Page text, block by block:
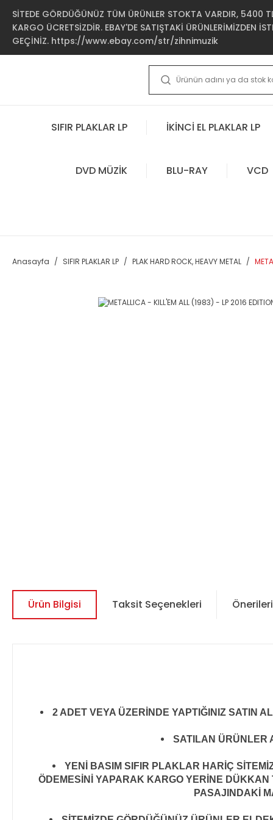
SİTEDE GÖRDÜĞÜNÜZ TÜM ÜRÜNLER STOKTA VARDIR, 5400 TL
KARGO ÜCRETSİZDİR. EBAY'DE SATIŞTAKİ ÜRÜNLERİMİZDEN
GEÇİNİZ. https://www.ebay.com/str/zihnimuzik
SIFIR PLAKLAR LP İKİNCİ EL PLAKLAR LP
DVD MÜZİK BLU-RAY VCD
Anasayfa SIFIR PLAKLAR LP PLAK HARD ROCK, HEAVY METAL
Ürün Bilgisi Taksit Seçenekleri
2 ADET VEYA ÜZERİNDE YAPTIĞINIZ SATIN
SATILAN ÜRÜNLER
YENİ BASIM SIFIR PLAKLAR HARİÇ
ÖDEMESİNİ YAPARAK KARGO YERİNE
PASAJINDAKİ